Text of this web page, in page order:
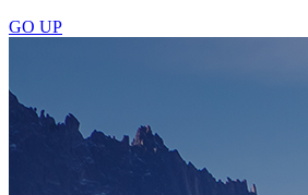
GO UP